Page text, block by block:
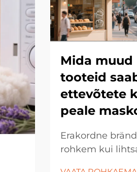
Mida muud
tooteid
ettevõtete
peale
Erakordne
rohkem kui